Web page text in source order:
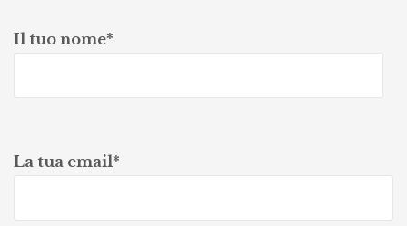
Il tuo nome*
La tua email*